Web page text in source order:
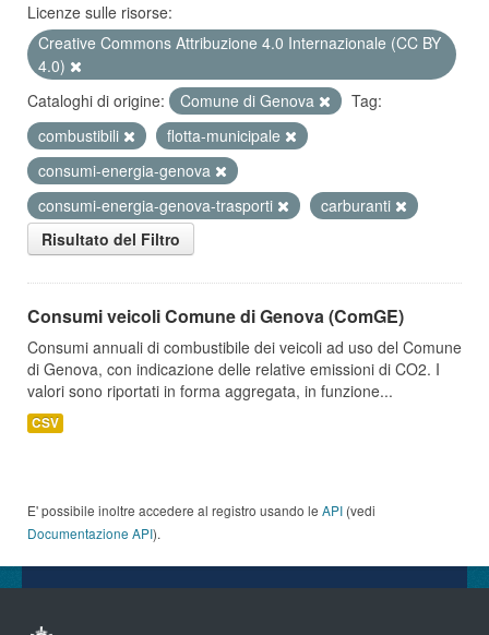
Licenze sulle risorse:
Creative Commons Attribuzione 4.0 Internazionale (CC BY
4.0)
Cataloghi di origine:
Comune di Genova
Tag:
combustibili
flotta-municipale
consumi-energia-genova
consumi-energia-genova-trasporti
carburanti
Risultato del Filtro
Consumi veicoli Comune di Genova (ComGE)
Consumi annuali di combustibile dei veicoli ad uso del Comune
di Genova, con indicazione delle relative emissioni di CO2. I
valori sono riportati in forma aggregata, in funzione...
CSV
E' possibile inoltre accedere al registro usando le API (vedi
Documentazione API).